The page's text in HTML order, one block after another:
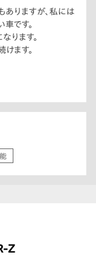
りますが、私には
です。
ります。
ます。
Z